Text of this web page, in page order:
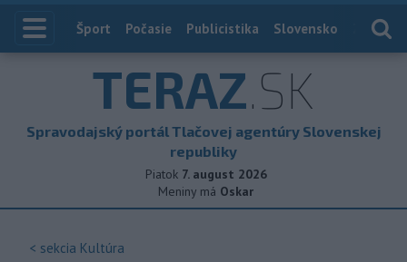
Index
Šport Počasie Publicistika Slovensko
TERAZ.SK
Spravodajský portál Tlačovej agentúry Slovenskej
republiky
Piatok 7. august 2026
Meniny má Oskar
< sekcia Kultúra